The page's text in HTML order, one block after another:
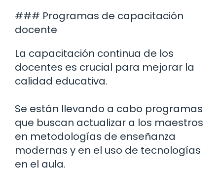
### Programas de capacitación
docente
La capacitación continua de los
docentes es crucial para mejorar la
calidad educativa.
Se están llevando a cabo programas
que buscan actualizar a los maestros
en metodologías de enseñanza
modernas y en el uso de tecnologías
en el aula.